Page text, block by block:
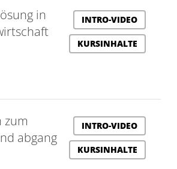
in
INTRO-VIDEO
KURSINHALTE
zum
abgang
INTRO-VIDEO
KURSINHALTE